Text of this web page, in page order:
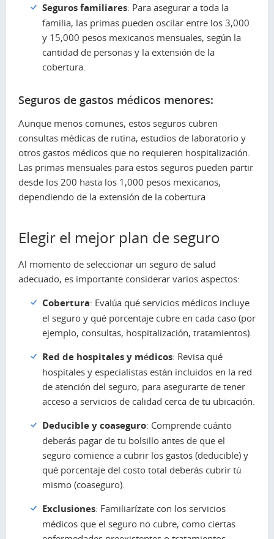
Seguros familiares: Para asegurar a toda la
familia, las primas pueden oscilar entre los 3,000
y 15,000 pesos mexicanos mensuales, según la
cantidad de personas y la extensión de la
cobertura.
Seguros de gastos médicos menores:
Aunque menos comunes, estos seguros cubren
consultas médicas de rutina, estudios de laboratorio y
otros gastos médicos que no requieren hospitalización.
Las primas mensuales para estos seguros pueden partir
desde los 200 hasta los 1,000 pesos mexicanos,
dependiendo de la extensión de la cobertura
Elegir el mejor plan de seguro
Al momento de seleccionar un seguro de salud
adecuado, es importante considerar varios aspectos:
Cobertura: Evalúa qué servicios médicos incluye
el seguro y qué porcentaje cubre en cada caso (por
ejemplo, consultas, hospitalización, tratamientos).
Red de hospitales y médicos: Revisa qué
hospitales y especialistas están incluidos en la red
de atención del seguro, para asegurarte de tener
acceso a servicios de calidad cerca de tu ubicación.
Deducible y coaseguro: Comprende cuánto
deberás pagar de tu bolsillo antes de que el
seguro comience a cubrir los gastos (deducible) y
qué porcentaje del costo total deberás cubrir tú
mismo (coaseguro).
Exclusiones: Familiarízate con los servicios
médicos que el seguro no cubre, como ciertas